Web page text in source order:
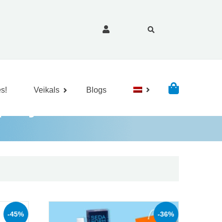
Veikals Blogs
-45% -36%